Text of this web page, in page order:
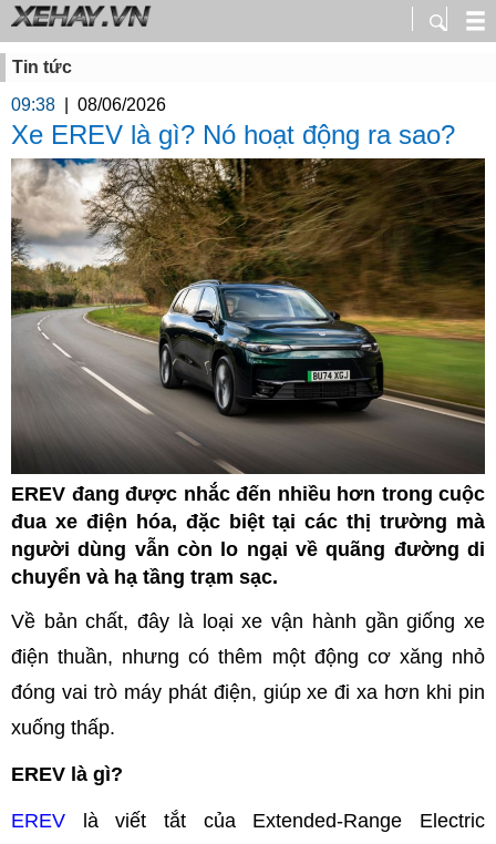
Tin tức
09:38
08/06/2026
Xe EREV là gì? Nó hoạt động ra sao?
EREV đang được nhắc đến nhiều hơn trong cuộc
đua xe điện hóa, đặc biệt tại các thị trường mà
người dùng vẫn còn lo ngại về quãng đường di
chuyển và hạ tầng trạm sạc.
Về bản chất, đây là loại xe vận hành gần giống xe
điện thuần, nhưng có thêm một động cơ xăng nhỏ
đóng vai trò máy phát điện, giúp xe đi xa hơn khi pin
xuống thấp.
EREV là gì?
EREV
là viết tắt của Extended-Range Electric